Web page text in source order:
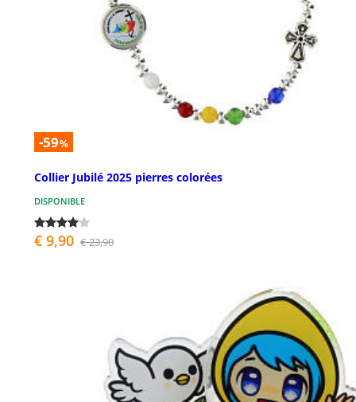
-59%
Collier Jubilé 2025 pierres colorées
DISPONIBLE
€ 9,90 € 23,90